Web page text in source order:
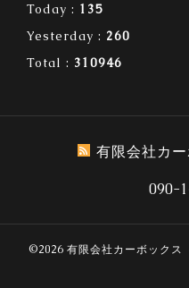
Today : 135
Yesterday : 260
Total : 310946
有限会社カ
090-
©2026 有限会社カーボックス